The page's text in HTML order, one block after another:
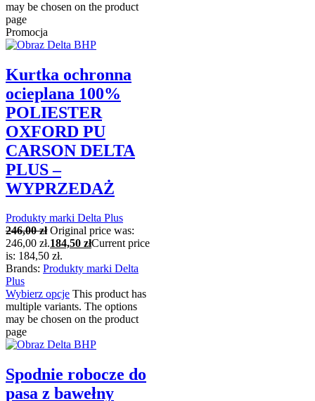
may be chosen on the product
page
Promocja
Kurtka ochronna
ocieplana 100%
POLIESTER
OXFORD PU
CARSON DELTA
PLUS –
WYPRZEDAŻ
Produkty marki Delta Plus
246,00zł Original price was:
246,00 zł.184,50 złCurrent price
is: 184,50 zł.
Brands: Produkty marki Delta
Plus
Wybierz opcje This product has
multiple variants. The options
may be chosen on the product
page
Spodnie robocze do
pasa z bawełny